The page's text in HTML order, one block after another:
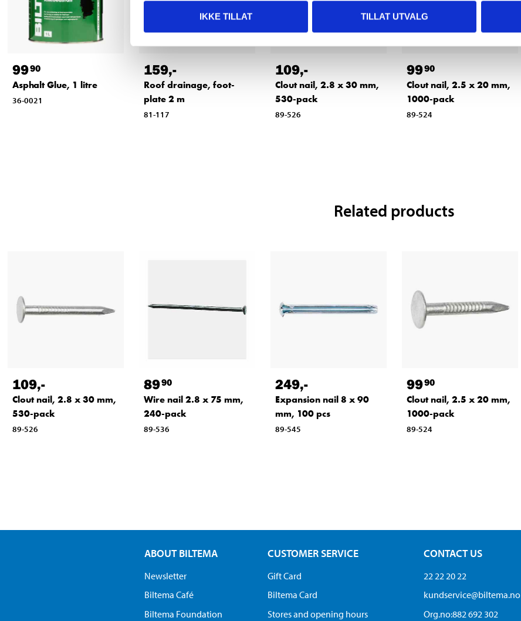
IKKE TILLAT TILLAT UTVALG
9990
Asphalt Glue, 1 litre
36-0021
159,-
Roof drainage, foot-
plate 2 m
81-117
109,-
Clout nail, 2.8 x 30 mm,
530-pack
89-526
9990
Clout nail, 2.5 x 20 mm,
1000-pack
89-524
Related products
109,-
Clout nail, 2.8 x 30 mm,
530-pack
89-526
8990
Wire nail 2.8 x 75 mm,
240-pack
89-536
249,-
Expansion nail 8 x 90
mm, 100 pcs
89-545
9990
Clout nail, 2.5 x 20 mm,
1000-pack
89-524
ABOUT BILTEMA
Newsletter
Biltema Café
Biltema Foundation
CUSTOMER SERVICE
Gift Card
Biltema Card
Stores and opening hours
CONTACT US
22 22 20 22
kundservice@biltema.no
Org.no:882 692 302